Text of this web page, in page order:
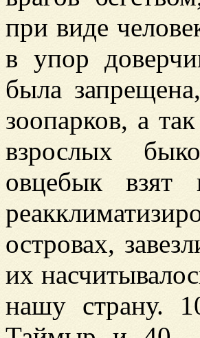
при виде
в упор
была
зоопарков, а
взрослых
овцебык взят
островах,
их
нашу страну.